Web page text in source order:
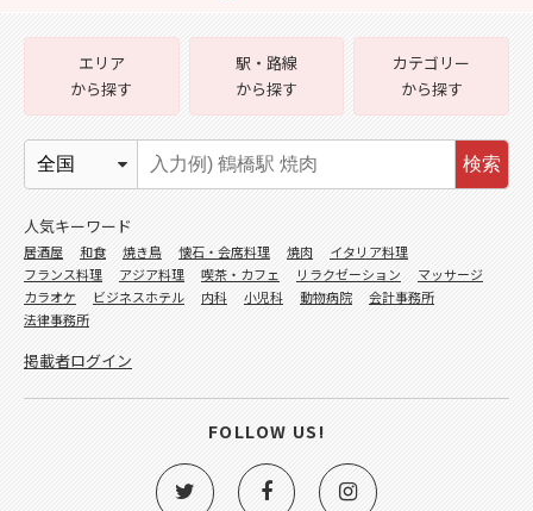
エリア
から探す
駅・路線
から探す
カテゴリー
から探す
検索
人気キーワード
居酒屋 和食 焼き鳥 懐石・会席料理 焼肉
イタリア料理
フランス料理
アジア料理 喫茶・カフェ リラクゼーション
マッサージ
カラオケ
ビジネスホテル 内科 小児科 動物病院
会計事務所
法律事務所
掲載者ログイン
FOLLOW US!